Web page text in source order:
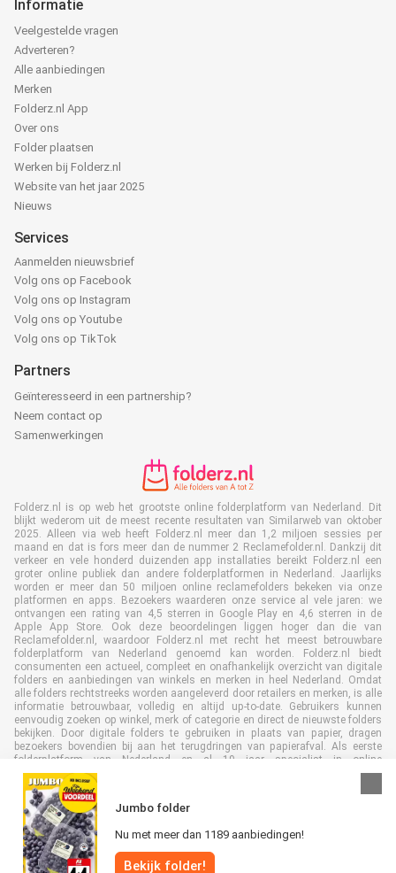
Jumbo folder
Nu met meer dan 1189 aanbiedingen!
Bekijk folder!
Informatie
Veelgestelde vragen
Adverteren?
Alle aanbiedingen
Merken
Folderz.nl App
Over ons
Folder plaatsen
Werken bij Folderz.nl
Website van het jaar 2025
Nieuws
Services
Aanmelden nieuwsbrief
Volg ons op Facebook
Volg ons op Instagram
Volg ons op Youtube
Volg ons op TikTok
Partners
Geïnteresseerd in een partnership?
Neem contact op
Samenwerkingen
Folderz.nl is op web het grootste online folderplatform van Nederland. Dit
blijkt wederom uit de meest recente resultaten van Similarweb van oktober
2025. Alleen via web heeft Folderz.nl meer dan 1,2 miljoen sessies per
maand en dat is fors meer dan de nummer 2 Reclamefolder.nl. Dankzij dit
verkeer en vele honderd duizenden app installaties bereikt Folderz.nl een
groter online publiek dan andere folderplatformen in Nederland. Jaarlijks
worden er meer dan 50 miljoen online reclamefolders bekeken via onze
platformen en apps. Bezoekers waarderen onze service al vele jaren: we
ontvangen een rating van 4,5 sterren in Google Play en 4,6 sterren in de
Apple App Store. Ook deze beoordelingen liggen hoger dan die van
Reclamefolder.nl, waardoor Folderz.nl met recht het meest betrouwbare
folderplatform van Nederland genoemd kan worden. Folderz.nl biedt
consumenten een actueel, compleet en onafhankelijk overzicht van digitale
folders en aanbiedingen van winkels en merken in heel Nederland. Omdat
alle folders rechtstreeks worden aangeleverd door retailers en merken, is alle
informatie betrouwbaar, volledig en altijd up-to-date. Gebruikers kunnen
eenvoudig zoeken op winkel, merk of categorie en direct de nieuwste folders
bekijken. Door digitale folders te gebruiken in plaats van papier, dragen
bezoekers bovendien bij aan het terugdringen van papierafval. Als eerste
folderplatform van Nederland en al 19 jaar specialist in online
folderpublicaties, heeft Folderz.nl duurzame samenwerkingen opgebouwd
met retailers en merken. Hierdoor zijn we uitgegroeid tot de toonaangevende
speler in de digitale foldermarkt.